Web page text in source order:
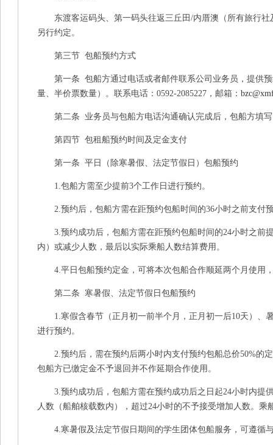
东渡客运码头、第一码头往返三丘田/内厝澳（所有旅行社
另行约定。
第三节 包船预约方式
第一条 包船方通过电话或者邮件联系公司业务员，提供预
量、半价票数量）。联系电话：0592-2085227，邮箱：
第二条 业务员与包船方电话沟通确认完成后，包船方填写
第四节 包租船预约时间及定金支付
第一条 平日（除寒暑假、法定节假日）包船预约
1.包船方需至少提前3个工作日进行预约。
2.预约后，包船方需在距预约包船时间的36小时之前支付
3.预约成功后，包船方需在距预约包船时间的24小时之前
内）或减少人数，最后以实际乘船人数结算费用。
4.平日包船预约定金，可将本次包船合作顺延两个月使用
第二条 寒暑假、法定节假日包船预约
1.寒假含春节（正月初一前半个月，正月初一后10天）、
进行预约。
2.预约后，需在预约后两小时内支付预约包船总价50%的
包船方已缴定金不予退回并不作延期合作使用。
3.预约成功后，包船方需在预约成功后之日起24小时内提
人数（船舶核载数内），超过24小时的不予接受增加人数。乘
4.寒暑假及法定节假日期间的学生团体包船服务，可遵循